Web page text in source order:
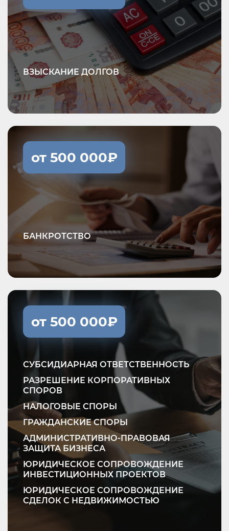
ВЗЫСКАНИЕ ДОЛГОВ
от 500 000₽
БАНКРОТСТВО
от 500 000₽
СУБСИДИАРНАЯ ОТВЕТСТВЕННОСТЬ
РАЗРЕШЕНИЕ КОРПОРАТИВНЫХ
СПОРОВ
НАЛОГОВЫЕ СПОРЫ
ГРАЖДАНСКИЕ СПОРЫ
АДМИНИСТРАТИВНО-ПРАВОВАЯ
ЗАЩИТА БИЗНЕСА
ЮРИДИЧЕСКОЕ СОПРОВОЖДЕНИЕ
ИНВЕСТИЦИОННЫХ ПРОЕКТОВ
ЮРИДИЧЕСКОЕ СОПРОВОЖДЕНИЕ
СДЕЛОК С НЕДВИЖИМОСТЬЮ